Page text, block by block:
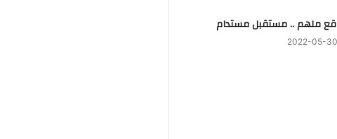
ملهم .. مستقبل مستدام
2022-05-30